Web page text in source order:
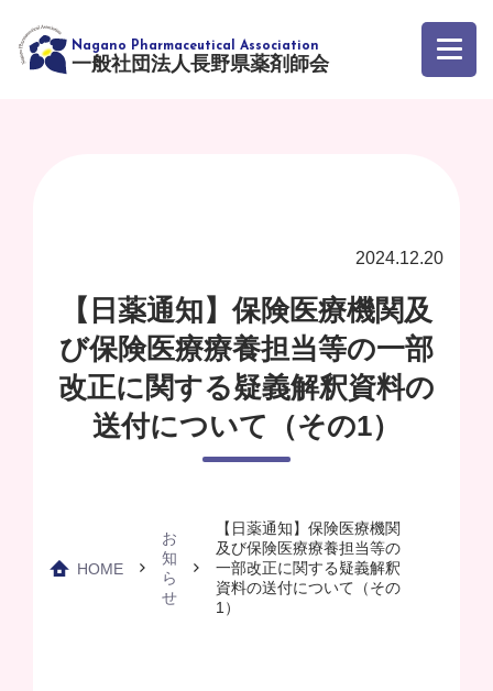
一般社団法人長野県薬剤師会
2024.12.20
【日薬通知】保険医療機関及
び保険医療療養担当等の一部
改正に関する疑義解釈資料の
送付について（その1）
HOME
お
知
ら
せ
【日薬通知】保険医療機関
及び保険医療療養担当等の
一部改正に関する疑義解釈
資料の送付について（その
1）